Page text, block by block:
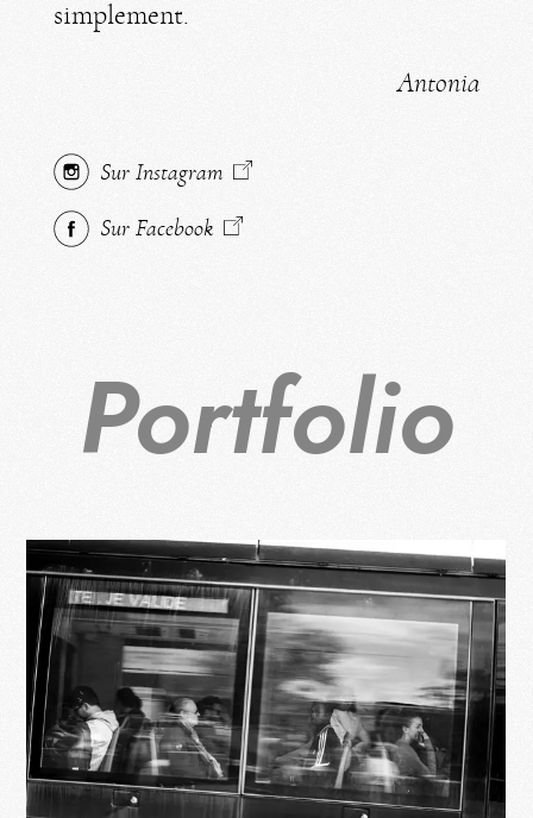
simplement.
Antonia
Sur Instagram
Sur Facebook
Portfolio